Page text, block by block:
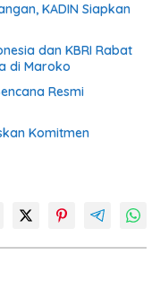
KADIN Siapkan
dan KBRI Rabat
di Maroko
Resmi
Komitmen